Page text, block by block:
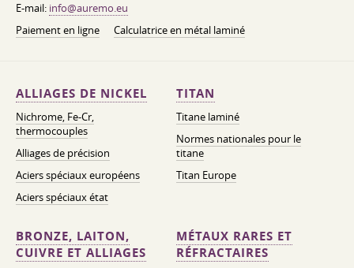
E-mail: info@auremo.eu
Paiement en ligne
Calculatrice en métal laminé
ALLIAGES DE NICKEL
Nichrome, Fe-Cr,
thermocouples
Alliages de précision
Aciers spéciaux européens
Aciers spéciaux état
TITAN
Titane laminé
Normes nationales pour le
titane
Titan Europe
BRONZE, LAITON,
CUIVRE ET ALLIAGES
MÉTAUX RARES ET
RÉFRACTAIRES